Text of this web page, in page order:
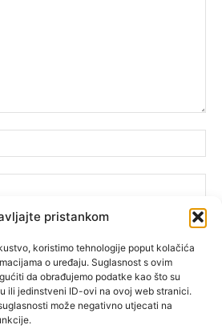
pristankom
koristimo tehnologije poput kolačića
o uređaju. Suglasnost s ovim
da obrađujemo podatke kao što su
ili jedinstveni ID-ovi na ovoj web stranici.
može negativno utjecati na
e-poštu i web-lokaciju u ovom
kada komentarirate.